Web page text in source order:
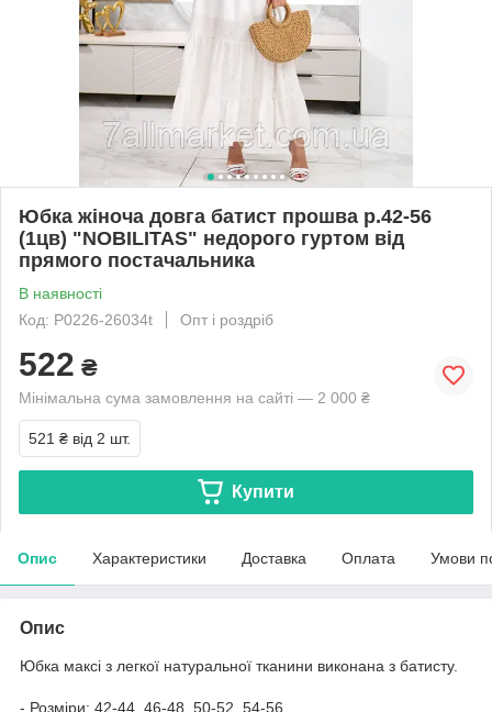
Юбка жіноча довга батист прошва р.42-56
(1цв) "NOBILITAS" недорого гуртом від
прямого постачальника
В наявності
Код: P0226-26034t
Опт і роздріб
522 ₴
Мінімальна сума замовлення на сайті — 2 000 ₴
521 ₴ від 2 шт.
Купити
Опис Характеристики Доставка Оплата Умови
Опис
Юбка максі з легкої натуральної тканини виконана з батисту.
- Розміри: 42-44, 46-48, 50-52, 54-56